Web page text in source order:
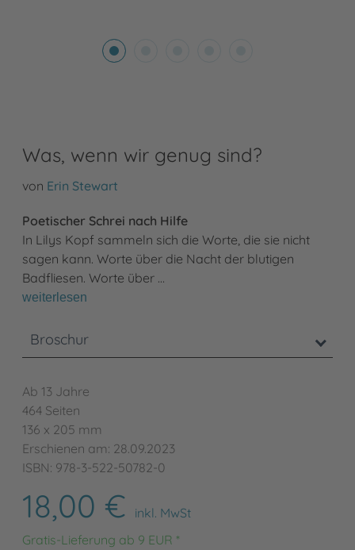
Was, wenn wir genug sind?
von Erin Stewart
Poetischer Schrei nach Hilfe
In Lilys Kopf sammeln sich die Worte, die sie nicht
sagen kann. Worte über die Nacht der blutigen
Badfliesen. Worte über …
weiterlesen
Broschur
Ab 13 Jahre
464 Seiten
136 x 205 mm
Erschienen am: 28.09.2023
ISBN: 978-3-522-50782-0
18,00 €
inkl. MwSt
Gratis-Lieferung ab 9 EUR *